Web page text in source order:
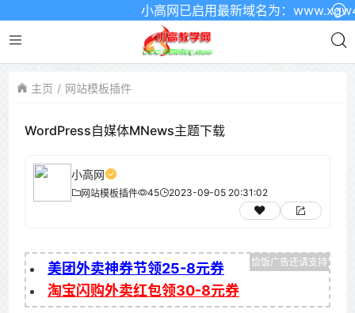
小高网已启用最新域名为：
主页 网站模板插件
WordPress自媒体MNews主题下载
小高网
网站模板插件 45 2023-09-05 20:31:02
美团外卖神券节领25-8元券
淘宝闪购外卖红包领30-8元券